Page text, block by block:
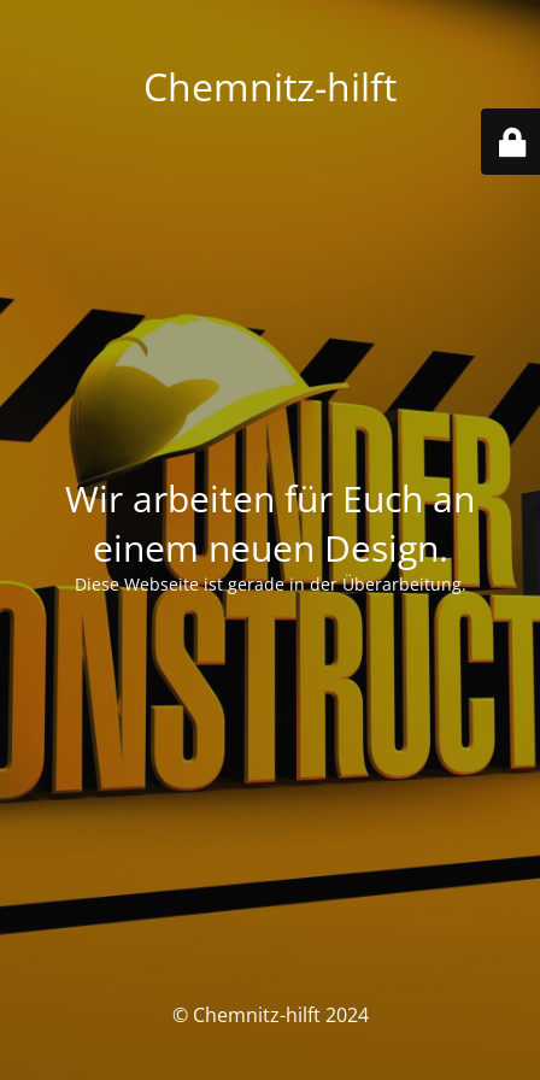
Chemnitz-hilft
Wir arbeiten für Euch an
einem neuen Design.
Diese Webseite ist gerade in der Überarbeitung.
© Chemnitz-hilft 2024